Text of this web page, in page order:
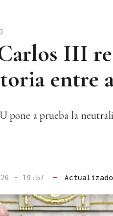
III
entre
pone a prueba la
- 19:57 —